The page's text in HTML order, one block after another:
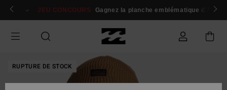
Passer
Se connecter / s'inscrire
JEU CONCOURS Gagnez la planche emblématique d'Andy
RUPTURE DE STOCK